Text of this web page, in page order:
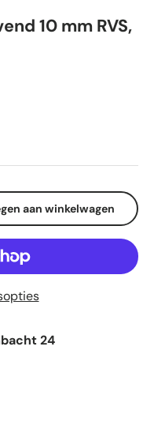
10 mm RVS,
aan winkelwagen
24